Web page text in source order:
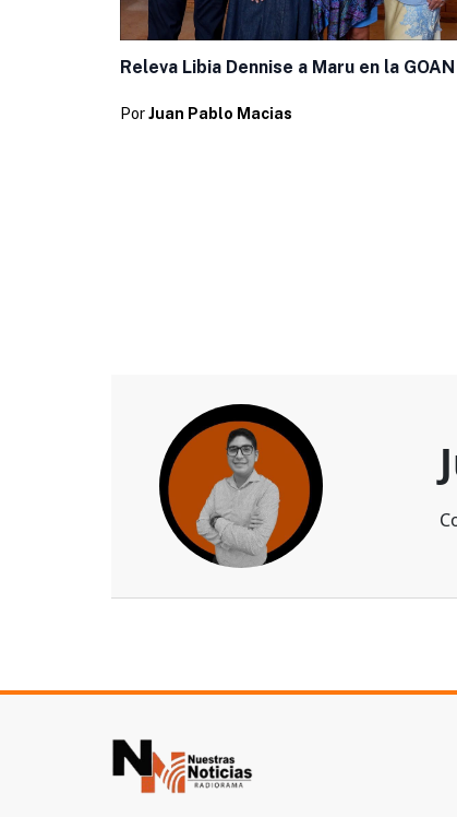
Releva Libia Dennise a Maru en la GOAN
PorJuan Pablo Macias